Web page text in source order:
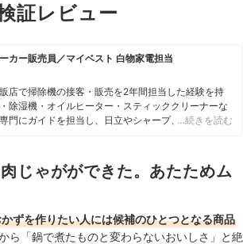
証レビュー
カー販売員／マイベスト 白物家電担当
店で掃除機の接客・販売を2年間担当した経験を持
除湿機・オイルヒーター・スティッククリーナーな
門にガイドを担当し、日立やシャープ、パナソニッ
認しながらコンテンツ制作を行う。
…続きを読む
じゃがができた。あたためム
ずを作りたい人には候補のひとつとなる商品
ら「鍋で煮たものと変わらないおいしさ」と絶